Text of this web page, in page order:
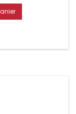
polyester très